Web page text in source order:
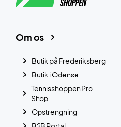
Om os
Butik på Frederiksberg
Butik i Odense
Tennisshoppen Pro
Shop
Opstrengning